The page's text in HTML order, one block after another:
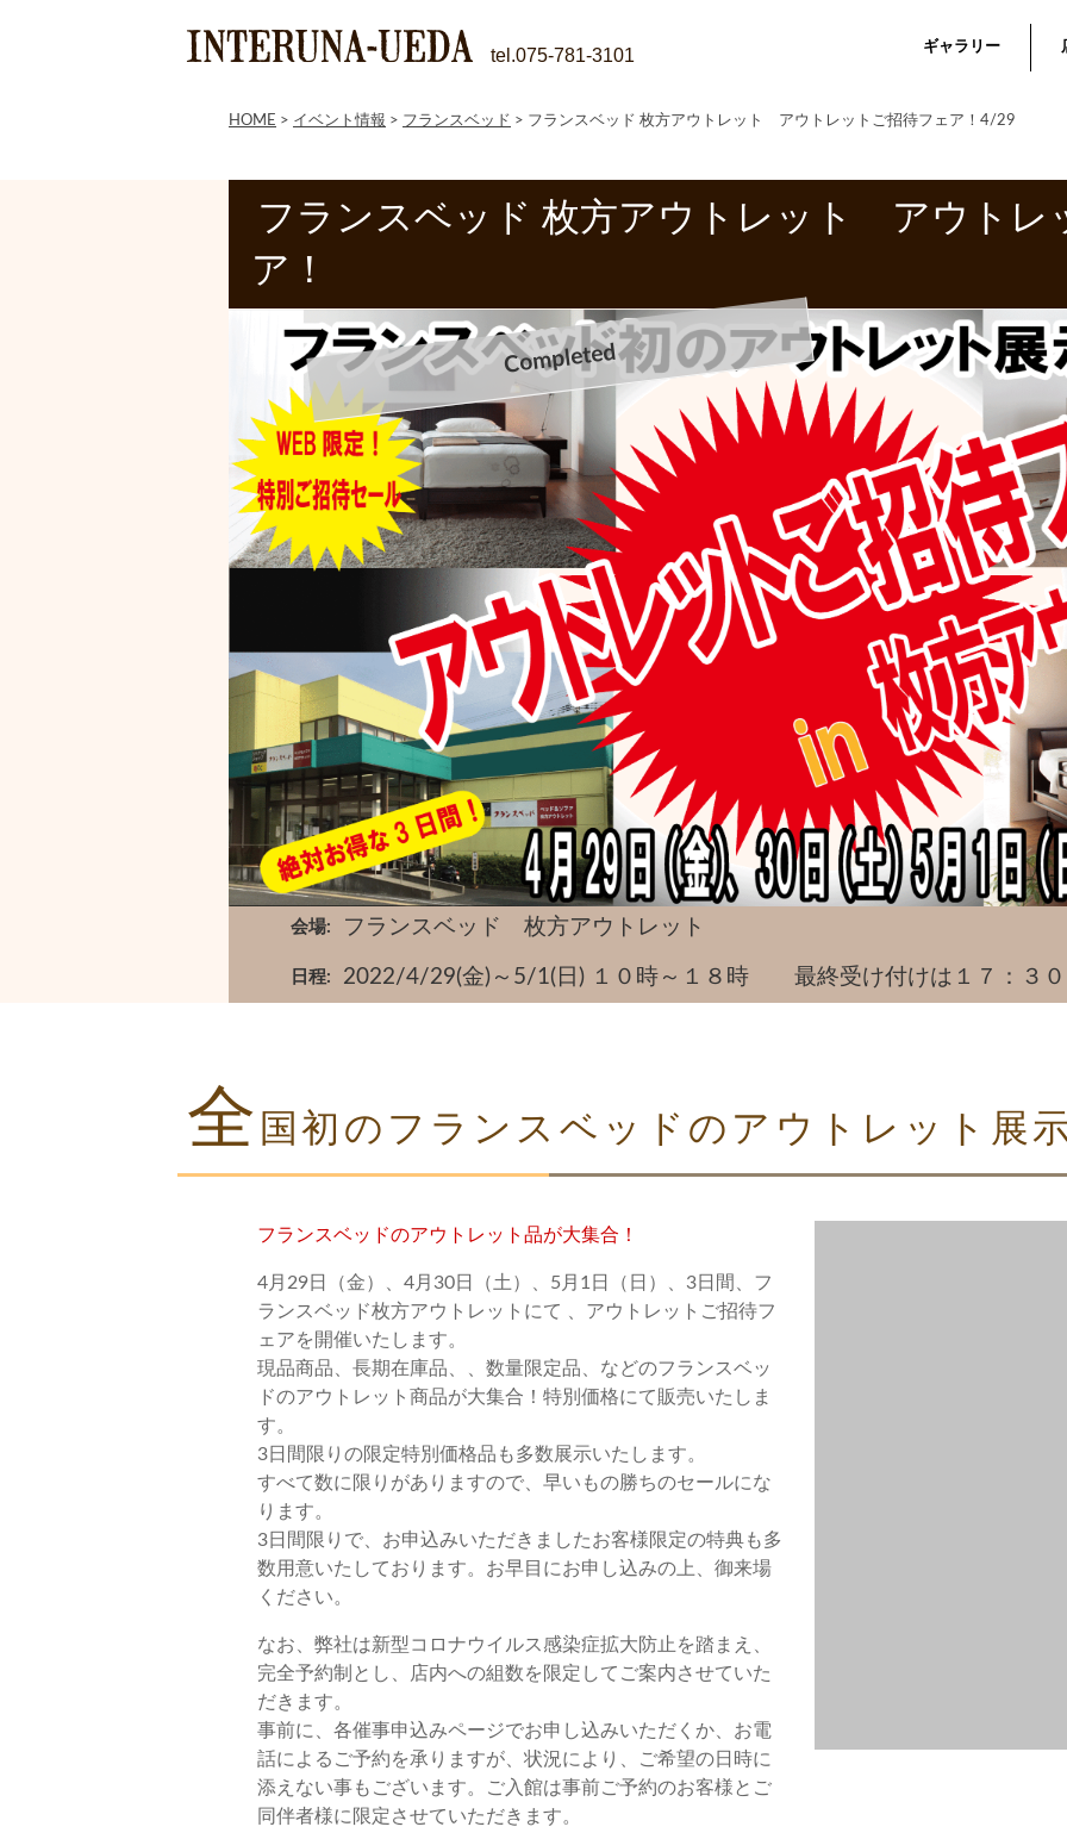
tel.075-781-3101 ギャラリー
HOME > イベント情報 > フランスベッド > フランスベッド 枚方アウトレット アウトレットご招待フェア！4/29
フランスベッド 枚方アウトレット アウトレ
ア！
会場 フランスベッド 枚方アウトレット
日程 2022/4/29(金)～5/1(日) １０時～１８時 最終受け付けは１７：３０
全 国初のフランスベッドのアウトレット展
フランスベッドのアウトレット品が大集合！
4月29日（金）、4月30日（土）、5月1日（日）、3日間、フ
ランスベッド枚方アウトレットにて 、アウトレットご招待フ
ェアを開催いたします。
現品商品、長期在庫品、、数量限定品、などのフランスベッ
ドのアウトレット商品が大集合！特別価格にて販売いたしま
す。
3日間限りの限定特別価格品も多数展示いたします。
すべて数に限りがありますので、早いもの勝ちのセールにな
ります。
3日間限りで、お申込みいただきましたお客様限定の特典も多
数用意いたしております。お早目にお申し込みの上、御来場
ください。
なお、弊社は新型コロナウイルス感染症拡大防止を踏まえ、
完全予約制とし、店内への組数を限定してご案内させていた
だきます。
事前に、各催事申込みページでお申し込みいただくか、お電
話によるご予約を承りますが、状況により、ご希望の日時に
添えない事もございます。ご入館は事前ご予約のお客様とご
同伴者様に限定させていただきます。